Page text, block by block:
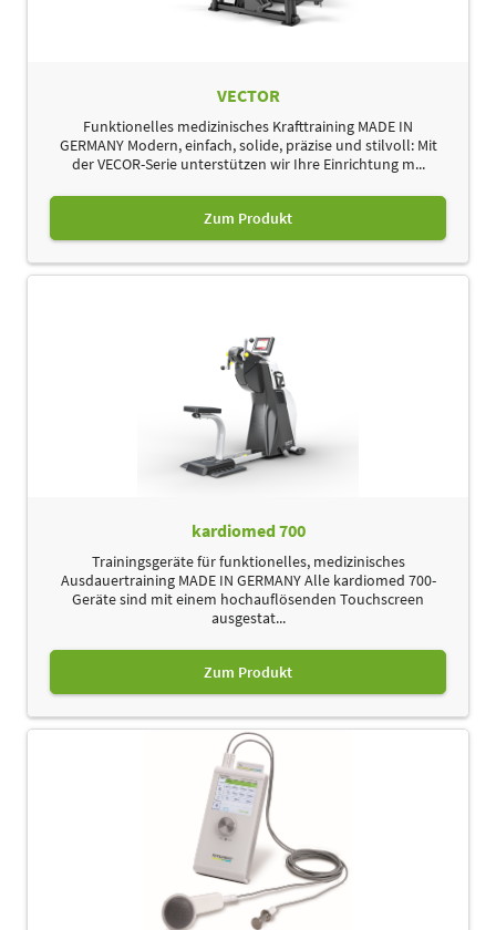
VECTOR
Funktionelles medizinisches Krafttraining MADE IN
GERMANY Modern, einfach, solide, präzise und stilvoll: Mit
der VECOR-Serie unterstützen wir Ihre Einrichtung m...
Zum Produkt
kardiomed 700
Trainingsgeräte für funktionelles, medizinisches
Ausdauertraining MADE IN GERMANY Alle kardiomed 700-
Geräte sind mit einem hochauflösenden Touchscreen
ausgestat...
Zum Produkt